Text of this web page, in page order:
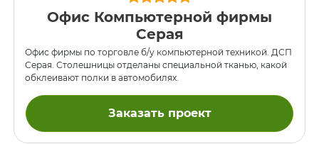
Офис Компьютерной фирмы
Серая
Офис фирмы по торговле б/у компьютерной техникой. ДСП
Серая. Столешницы отделаны специальной тканью, какой
обклеивают полки в автомобилях.
Заказать проект